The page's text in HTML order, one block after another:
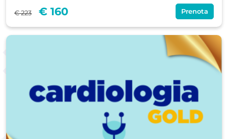
€ 223 € 160 Prenota